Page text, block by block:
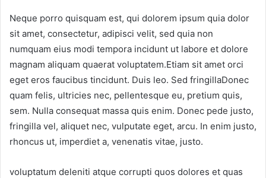
Neque porro quisquam est, qui dolorem ipsum quia dolor
sit amet, consectetur, adipisci velit, sed quia non
numquam eius modi tempora incidunt ut labore et dolore
magnam aliquam quaerat voluptatem.Etiam sit amet orci
eget eros faucibus tincidunt. Duis leo. Sed fringillaDonec
quam felis, ultricies nec, pellentesque eu, pretium quis,
sem. Nulla consequat massa quis enim. Donec pede justo,
fringilla vel, aliquet nec, vulputate eget, arcu. In enim justo,
rhoncus ut, imperdiet a, venenatis vitae, justo.
voluptatum deleniti atque corrupti quos dolores et quas